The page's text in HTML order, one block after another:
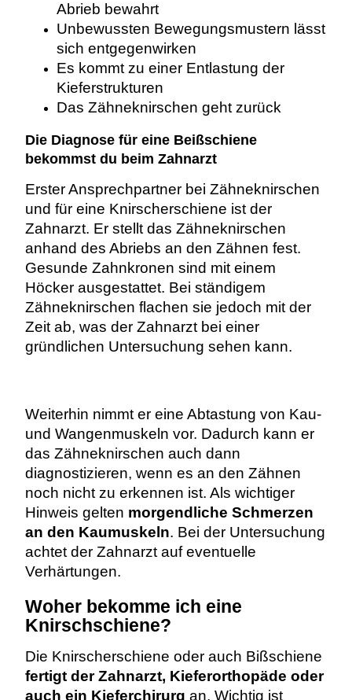
Abrieb bewahrt
Unbewussten Bewegungsmustern lässt
sich entgegenwirken
Es kommt zu einer Entlastung der
Kieferstrukturen
Das Zähneknirschen geht zurück
Die Diagnose für eine Beißschiene
bekommst du beim Zahnarzt
Erster Ansprechpartner bei Zähneknirschen
und für eine Knirscherschiene ist der
Zahnarzt. Er stellt das Zähneknirschen
anhand des Abriebs an den Zähnen fest.
Gesunde Zahnkronen sind mit einem
Höcker ausgestattet. Bei ständigem
Zähneknirschen flachen sie jedoch mit der
Zeit ab, was der Zahnarzt bei einer
gründlichen Untersuchung sehen kann.
Weiterhin nimmt er eine Abtastung von Kau-
und Wangenmuskeln vor. Dadurch kann er
das Zähneknirschen auch dann
diagnostizieren, wenn es an den Zähnen
noch nicht zu erkennen ist. Als wichtiger
Hinweis gelten morgendliche Schmerzen
an den Kaumuskeln. Bei der Untersuchung
achtet der Zahnarzt auf eventuelle
Verhärtungen.
Woher bekomme ich eine
Knirschschiene?
Die Knirscherschiene oder auch Bißschiene
fertigt der Zahnarzt, Kieferorthopäde oder
auch ein Kieferchirurg an. Wichtig ist